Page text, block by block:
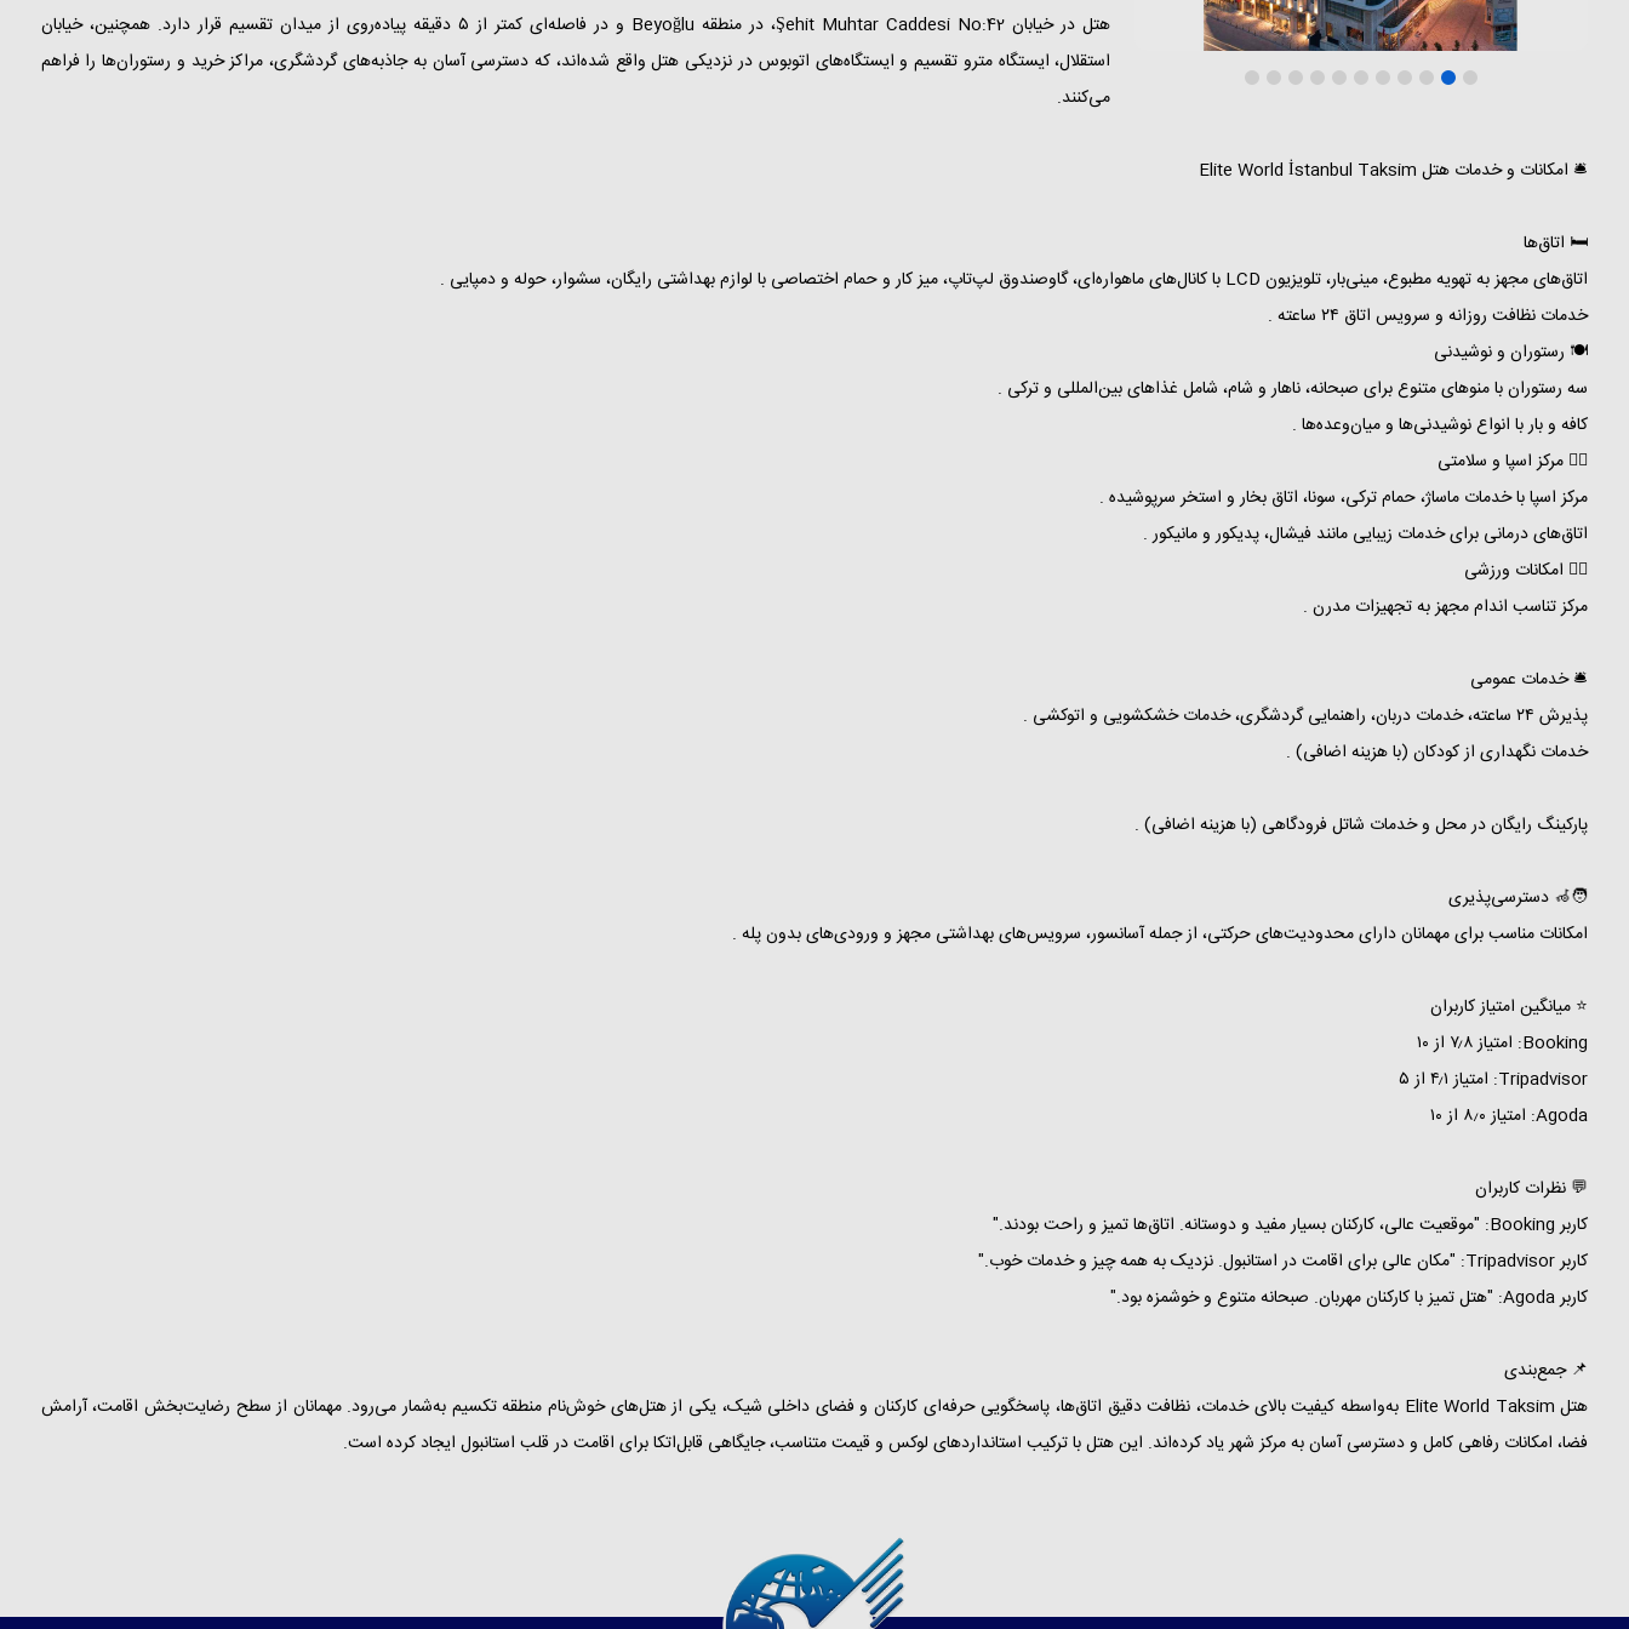
هتل در خیابان Şehit Muhtar Caddesi No:42، در منطقه Beyoğlu و در فاصله‌ای کمتر از ۵ دقیقه پیاده‌روی از میدان تقسیم قرار دارد. همچنین، خیابان
استقلال، ایستگاه مترو تقسیم و ایستگاه‌های اتوبوس در نزدیکی هتل واقع شده‌اند، که دسترسی آسان به جاذبه‌های گردشگری، مراکز خرید و رستوران‌ها را فراهم
می‌کنند.
🛎️ امکانات و خدمات هتل Elite World İstanbul Taksim
🛏️ اتاق‌ها
اتاق‌های مجهز به تهویه مطبوع، مینی‌بار، تلویزیون LCD با کانال‌های ماهواره‌ای، گاوصندوق لپ‌تاپ، میز کار و حمام اختصاصی با لوازم بهداشتی رایگان، سشوار، حوله و دمپایی .
خدمات نظافت روزانه و سرویس اتاق ۲۴ ساعته .
🍽️ رستوران و نوشیدنی
سه رستوران با منوهای متنوع برای صبحانه، ناهار و شام، شامل غذاهای بین‌المللی و ترکی .
کافه و بار با انواع نوشیدنی‌ها و میان‌وعده‌ها .
🧖‍♀️ مرکز اسپا و سلامتی
مرکز اسپا با خدمات ماساژ، حمام ترکی، سونا، اتاق بخار و استخر سرپوشیده .
اتاق‌های درمانی برای خدمات زیبایی مانند فیشال، پدیکور و مانیکور .
🏋️‍♂️ امکانات ورزشی
مرکز تناسب اندام مجهز به تجهیزات مدرن .
🛎️ خدمات عمومی
پذیرش ۲۴ ساعته، خدمات دربان، راهنمایی گردشگری، خدمات خشکشویی و اتوکشی .
خدمات نگهداری از کودکان (با هزینه اضافی) .
پارکینگ رایگان در محل و خدمات شاتل فرودگاهی (با هزینه اضافی) .
🧑‍🦽 دسترسی‌پذیری
امکانات مناسب برای مهمانان دارای محدودیت‌های حرکتی، از جمله آسانسور، سرویس‌های بهداشتی مجهز و ورودی‌های بدون پله .
⭐ میانگین امتیاز کاربران
Booking: امتیاز ۷٫۸ از ۱۰
Tripadvisor: امتیاز ۴٫۱ از ۵
Agoda: امتیاز ۸٫۰ از ۱۰
💬 نظرات کاربران
کاربر Booking: "موقعیت عالی، کارکنان بسیار مفید و دوستانه. اتاق‌ها تمیز و راحت بودند."
کاربر Tripadvisor: "مکان عالی برای اقامت در استانبول. نزدیک به همه چیز و خدمات خوب."
کاربر Agoda: "هتل تمیز با کارکنان مهربان. صبحانه متنوع و خوشمزه بود."
📌 جمع‌بندی
هتل Elite World Taksim به‌واسطه کیفیت بالای خدمات، نظافت دقیق اتاق‌ها، پاسخگویی حرفه‌ای کارکنان و فضای داخلی شیک، یکی از هتل‌های خوش‌نام منطقه تکسیم به‌شمار می‌رود. مهمانان از سطح رضایت‌بخش اقامت، آرامش
فضا، امکانات رفاهی کامل و دسترسی آسان به مرکز شهر یاد کرده‌اند. این هتل با ترکیب استانداردهای لوکس و قیمت متناسب، جایگاهی قابل‌اتکا برای اقامت در قلب استانبول ایجاد کرده است.